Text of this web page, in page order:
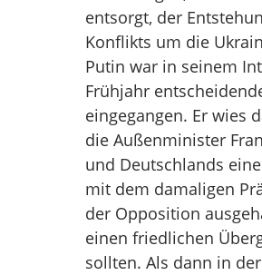
entsorgt, der
Konflikts um die
Putin war in seinem
Frühjahr
eingegangen. Er wies
die Außenminister
und Deutschlands
mit dem damaligen
der Opposition
einen friedlichen
sollten. Als dann in